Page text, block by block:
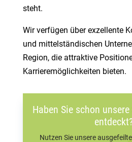
steht.
Wir verfügen über exzellente
und mittelständischen
Region, die attraktive
Karrieremöglichkeiten bieten.
Haben Sie schon
Nutzen Sie unsere